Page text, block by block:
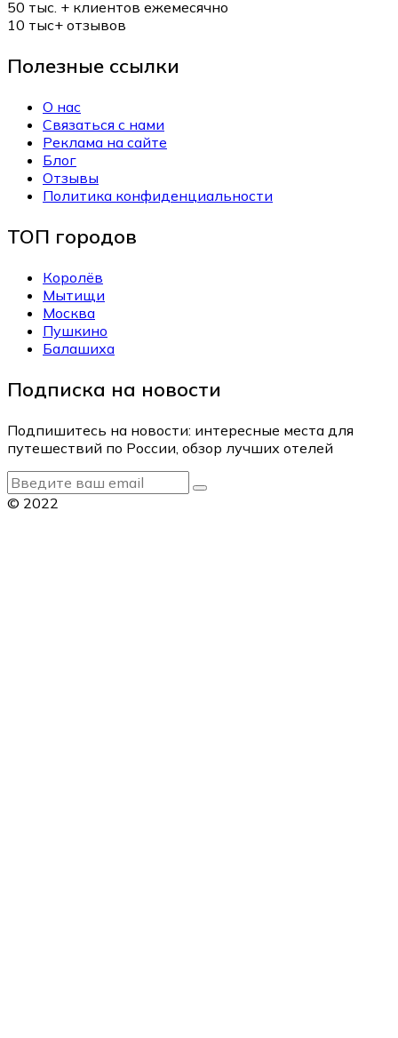
50 тыс. + клиентов ежемесячно
10 тыс+ отзывов
Полезные ссылки
О нас
Связаться с нами
Реклама на сайте
Блог
Отзывы
Политика конфиденциальности
ТОП городов
Королёв
Мытищи
Москва
Пушкино
Балашиха
Подписка на новости
Подпишитесь на новости: интересные места для
путешествий по России, обзор лучших отелей
© 2022